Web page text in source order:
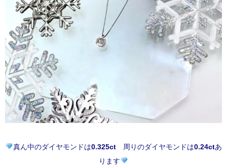
真ん中のダイヤモンドは0.325ct周りのダイヤモンドは0.24ctあ
ります